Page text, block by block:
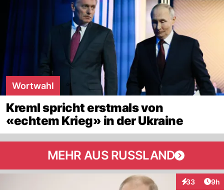
Wortwahl
Kreml spricht erstmals von
«echtem Krieg» in der Ukraine
MEHR AUS RUSSLAND
33
Interaktionen
9h